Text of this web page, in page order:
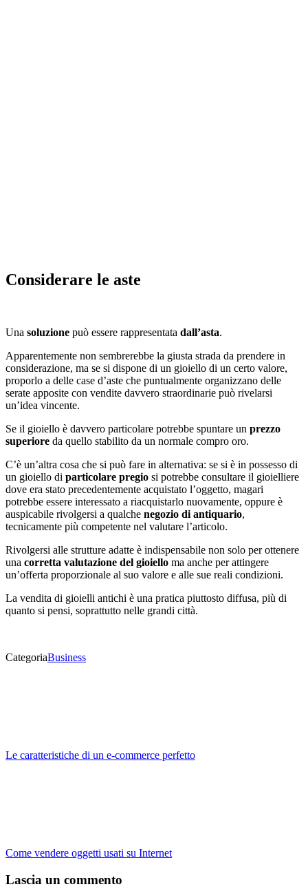
Considerare le aste
Una soluzione può essere rappresentata dall’asta.
Apparentemente non sembrerebbe la giusta strada da prendere in
considerazione, ma se si dispone di un gioiello di un certo valore,
proporlo a delle case d’aste che puntualmente organizzano delle
serate apposite con vendite davvero straordinarie può rivelarsi
un’idea vincente.
Se il gioiello è davvero particolare potrebbe spuntare un prezzo
superiore da quello stabilito da un normale compro oro.
C’è un’altra cosa che si può fare in alternativa: se si è in possesso di
un gioiello di particolare pregio si potrebbe consultare il gioielliere
dove era stato precedentemente acquistato l’oggetto, magari
potrebbe essere interessato a riacquistarlo nuovamente, oppure è
auspicabile rivolgersi a qualche negozio di antiquario,
tecnicamente più competente nel valutare l’articolo.
Rivolgersi alle strutture adatte è indispensabile non solo per ottenere
una corretta valutazione del gioiello ma anche per attingere
un’offerta proporzionale al suo valore e alle sue reali condizioni.
La vendita di gioielli antichi è una pratica piuttosto diffusa, più di
quanto si pensi, soprattutto nelle grandi città.
CategoriaBusiness
Le caratteristiche di un e-commerce perfetto
Come vendere oggetti usati su Internet
Lascia un commento